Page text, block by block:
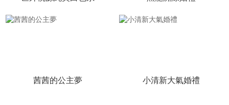
茜茜的公主夢 小清新大氣婚禮